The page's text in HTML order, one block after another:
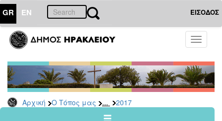
GR EN ΕΙΣΟΔΟΣ
Toggle
Αρχική Ο Τόπος μας ... 2017
ΤΟΠΟΣ
ΜΑΣ
Ανακοινώσεις
Αρχείο
2026